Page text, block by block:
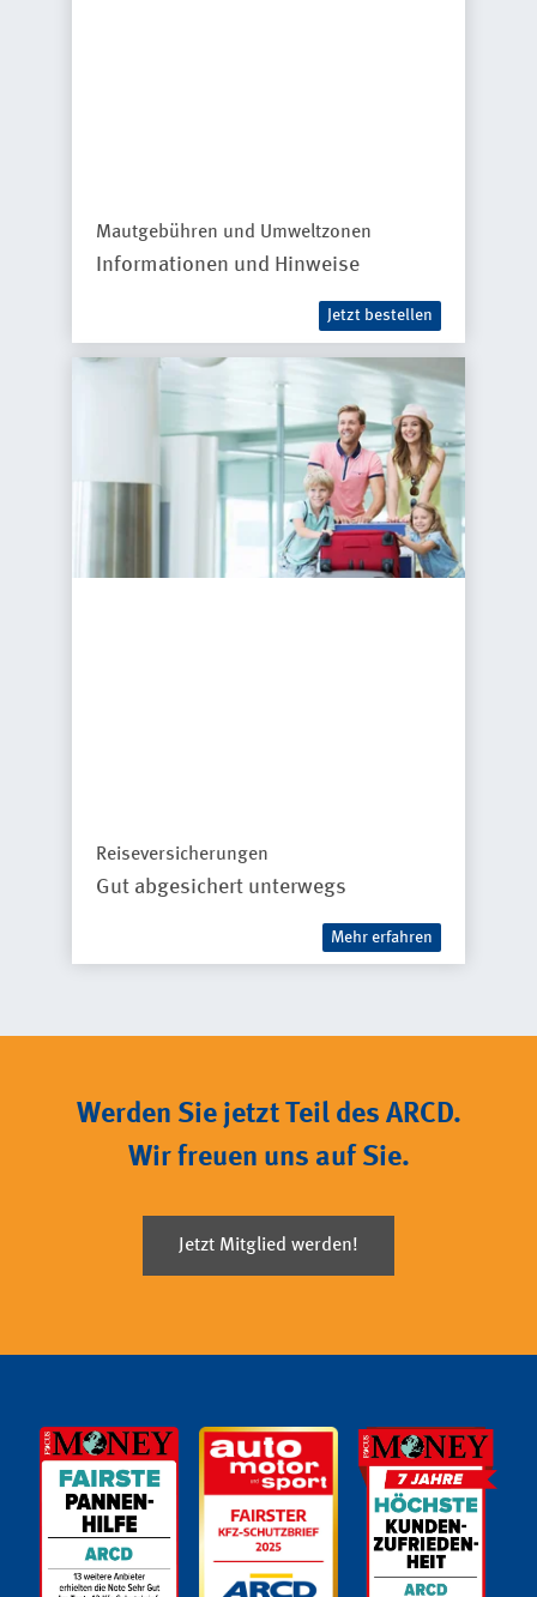
Mautgebühren und Umweltzonen
Informationen und Hinweise
Jetzt bestellen
Reiseversicherungen
Gut abgesichert unterwegs
Mehr erfahren
Werden Sie jetzt Teil des ARCD.
Wir freuen uns auf Sie.
Jetzt Mitglied werden!